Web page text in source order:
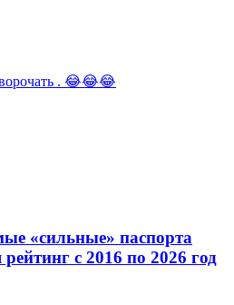
. 😂😂😂
«сильные» паспорта
с 2016 по 2026 год